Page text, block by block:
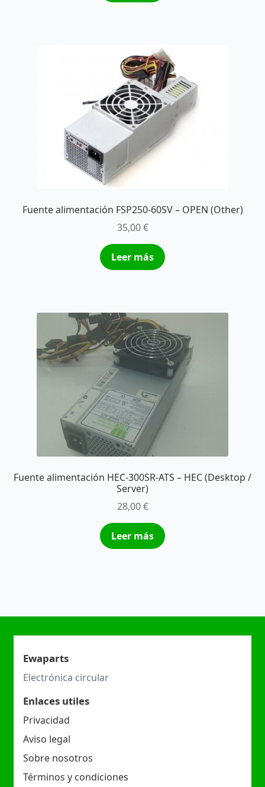
Fuente alimentación FSP250-60SV – OPEN (Other)
35,00€
Leer más
Fuente alimentación HEC-300SR-ATS – HEC (Desktop /
Server)
28,00€
Leer más
Ewaparts
Electrónica circular
Enlaces utiles
Privacidad
Aviso legal
Sobre nosotros
Términos y condiciones